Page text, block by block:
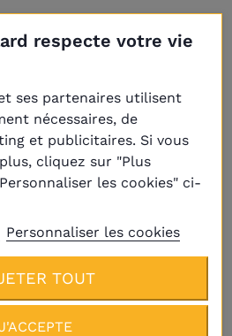
respecte votre vie
ses partenaires utilisent
nécessaires, de
et publicitaires. Si vous
cliquez sur "Plus
les cookies" ci-
Personnaliser les cookies
TOUT